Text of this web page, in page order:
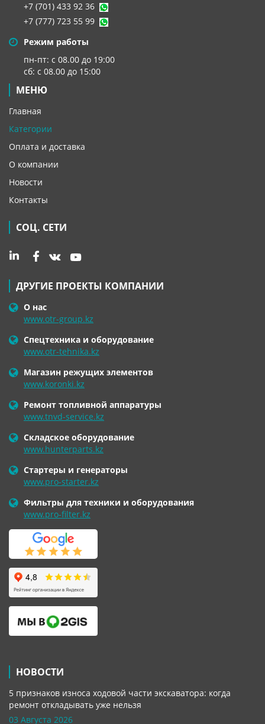
+7 (701) 433 92 36
+7 (777) 723 55 99
Режим работы
пн-пт: с 08.00 до 19:00
сб: с 08.00 до 15:00
МЕНЮ
Главная
Категории
Оплата и доставка
О компании
Новости
Контакты
СОЦ. СЕТИ
ДРУГИЕ ПРОЕКТЫ КОМПАНИИ
О нас
www.otr-group.kz
Спецтехника и оборудование
www.otr-tehnika.kz
Магазин режущих элементов
www.koronki.kz
Ремонт топливной аппаратуры
www.tnvd-service.kz
Складское оборудование
www.hunterparts.kz
Стартеры и генераторы
www.pro-starter.kz
Фильтры для техники и оборудования
www.pro-filter.kz
НОВОСТИ
5 признаков износа ходовой части экскаватора: когда
ремонт откладывать уже нельзя
03 Августа 2026